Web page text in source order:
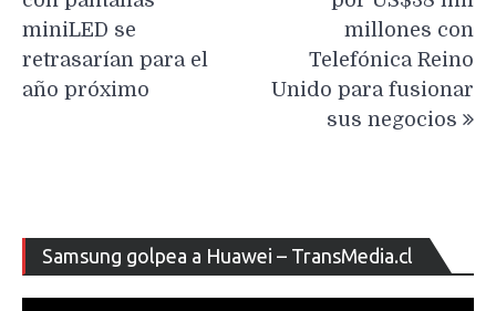
miniLED se
retrasarían para el
año próximo
millones con
Telefónica Reino
Unido para fusionar
sus negocios
Samsung golpea a Huawei – TransMedia.cl
de